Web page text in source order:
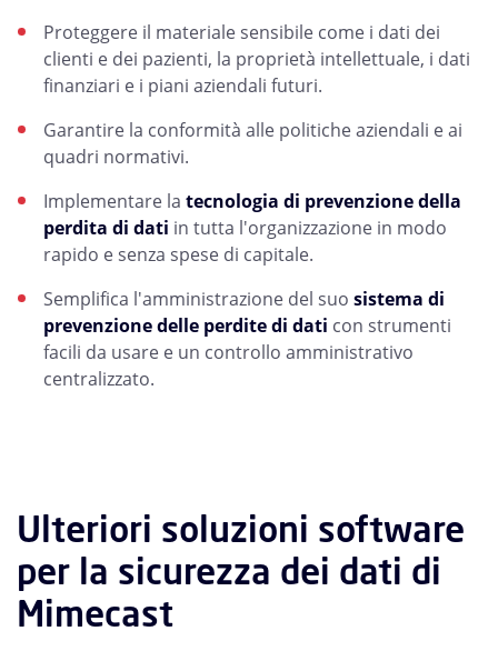
Proteggere il materiale sensibile come i dati dei
clienti e dei pazienti, la proprietà intellettuale, i dati
finanziari e i piani aziendali futuri.
Garantire la conformità alle politiche aziendali e ai
quadri normativi.
Implementare la tecnologia di prevenzione della
perdita di dati in tutta l'organizzazione in modo
rapido e senza spese di capitale.
Semplifica l'amministrazione del suo sistema di
prevenzione delle perdite di dati con strumenti
facili da usare e un controllo amministrativo
centralizzato.
Ulteriori soluzioni software
per la sicurezza dei dati di
Mimecast